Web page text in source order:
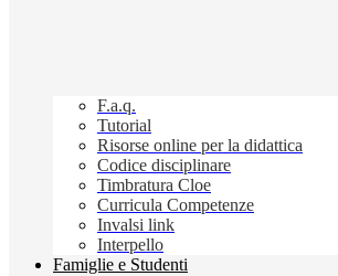
F.a.q.
Tutorial
Risorse online per la didattica
Codice disciplinare
Timbratura Cloe
Curricula Competenze
Invalsi link
Interpello
Famiglie e Studenti